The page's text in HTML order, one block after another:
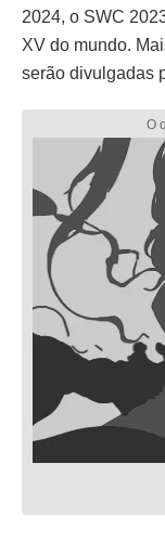
2024, o SWC
XV do mundo.
serão divulgadas